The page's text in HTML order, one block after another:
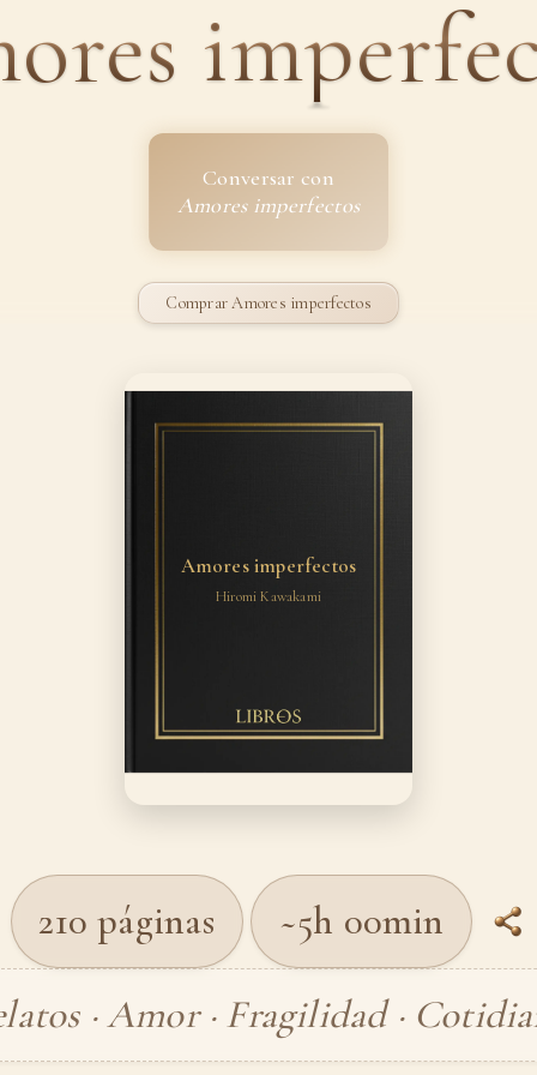
Conversar con
Amores imperfectos
Comprar Amores imperfectos
Amores imperfectos
Hiromi Kawakami
210 páginas
~5h 00min
· Amor · Fragilidad ·